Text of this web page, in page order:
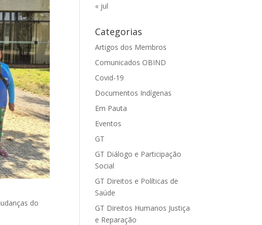
do
« jul
Categorias
Artigos dos Membros
Comunicados OBIND
Covid-19
Documentos Indígenas
Em Pauta
Eventos
GT
GT Diálogo e Participação
Social
GT Direitos e Políticas de
Saúde
GT Direitos Humanos Justiça
e Reparação